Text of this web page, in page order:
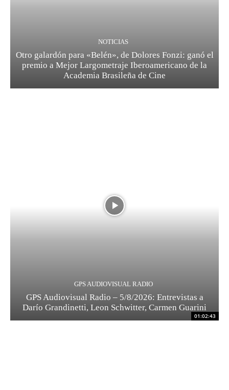
NOTICIAS
Otro galardón para «Belén», de Dolores Fonzi: ganó el
premio a Mejor Largometraje Iberoamericano de la
Academia Brasileña de Cine
01:02:43
GPS AUDIOVISUAL RADIO
GPS Audiovisual Radio – 5/8/2026: Entrevistas a
Darío Grandinetti, Leon Schwitter, Carmen Guarini